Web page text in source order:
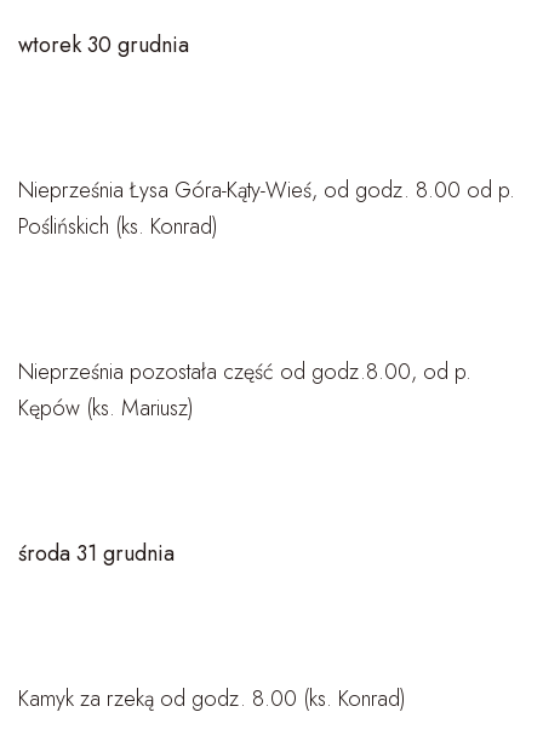
wtorek 30 grudnia
Nieprześnia Łysa Góra-Kąty-Wieś, od godz. 8.00 od p.
Poślińskich (ks. Konrad)
Nieprześnia pozostała część od godz.8.00, od p.
Kępów (ks. Mariusz)
środa 31 grudnia
Kamyk za rzeką od godz. 8.00 (ks. Konrad)